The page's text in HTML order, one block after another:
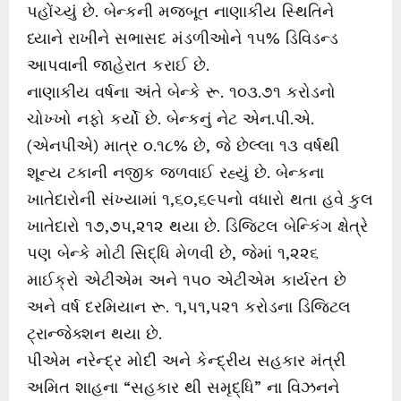
પહોંચ્યું છે. બેન્કની મજબૂત નાણાકીય સ્થિતિને
ધ્યાને રાખીને સભાસદ મંડળીઓને ૧૫% ડિવિડન્ડ
આપવાની જાહેરાત કરાઈ છે.
નાણાકીય વર્ષના અંતે બેન્કે રૂ. ૧૦૩.૭૧ કરોડનો
ચોખ્ખો નફો કર્યો છે. બેન્કનું નેટ એન.પી.એ.
(એનપીએ) માત્ર ૦.૧૮% છે, જે છેલ્લા ૧૩ વર્ષથી
શૂન્ય ટકાની નજીક જળવાઈ રહ્યું છે. બેન્કના
ખાતેદારોની સંખ્યામાં ૧,૬૦,૬૯૫નો વધારો થતા હવે કુલ
ખાતેદારો ૧૭,૭૫,૨૧૨ થયા છે. ડિજિટલ બેન્કિંગ ક્ષેત્રે
પણ બેન્કે મોટી સિદ્ધિ મેળવી છે, જેમાં ૧,૨૨૬
માઈક્રો એટીએમ અને ૧૫૦ એટીએમ કાર્યરત છે
અને વર્ષ દરમિયાન રૂ. ૧,૫૧,૫૨૧ કરોડના ડિજિટલ
ટ્રાન્જેક્શન થયા છે.
પીએમ નરેન્દ્ર મોદી અને કેન્દ્રીય સહકાર મંત્રી
અમિત શાહના “સહકાર થી સમૃદ્ધિ” ના વિઝનને